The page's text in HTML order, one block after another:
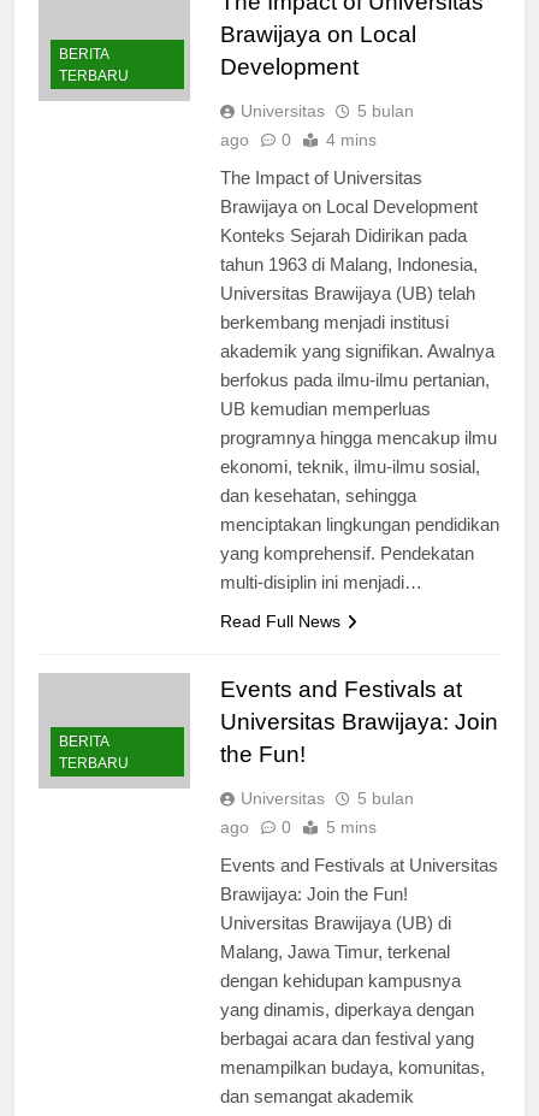
BERITA
The Impact of Universitas
Brawijaya on Local
Development
Universitas
5 bulan
The Impact of Universitas
Brawijaya on Local Development
Konteks Sejarah Didirikan pada
tahun 1963 di Malang, Indonesia,
Universitas Brawijaya (UB) telah
berkembang menjadi institusi
akademik yang signifikan. Awalnya
berfokus pada ilmu-ilmu pertanian,
UB kemudian memperluas
programnya hingga mencakup ilmu
ekonomi, teknik, ilmu-ilmu sosial,
dan kesehatan, sehingga
menciptakan lingkungan pendidikan
yang komprehensif. Pendekatan
BERITA
Events and Festivals at
Universitas Brawijaya: Join
Universitas
5 bulan
Events and Festivals at Universitas
Brawijaya: Join the Fun!
Universitas Brawijaya (UB) di
Malang, Jawa Timur, terkenal
dengan kehidupan kampusnya
yang dinamis, diperkaya dengan
berbagai acara dan festival yang
menampilkan budaya, komunitas,